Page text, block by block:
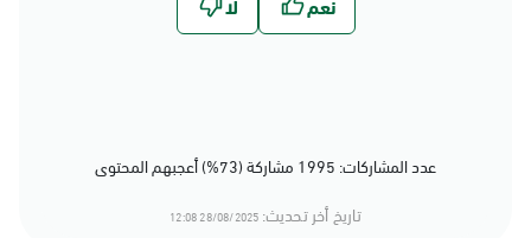
عدد المشاركات: 1995 مشاركة (73%) أعجبهم المحتوى
تاريخ أخر تحديث: 28/08/2025 12:08